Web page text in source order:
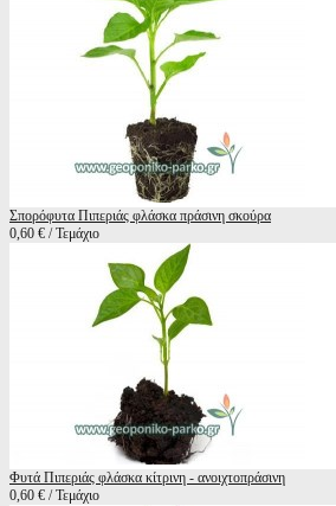
Σπορόφυτα Πιπεριάς φλάσκα πράσινη σκούρα
0,60 € / Τεμάχιο
Φυτά Πιπεριάς φλάσκα κίτρινη - ανοιχτοπράσινη
0,60 € / Τεμάχιο